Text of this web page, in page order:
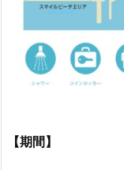
【期間】